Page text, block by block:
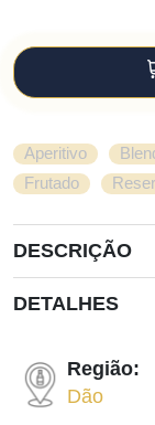
Aperitivo
Frutado
DESCRIÇÃO
DETALHES
Região:
Dão